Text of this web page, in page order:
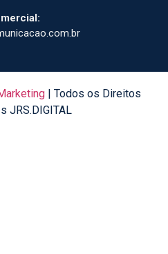
| Todos os Direitos
JRS.DIGITAL